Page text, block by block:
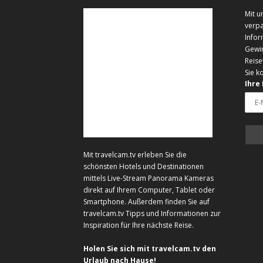
Mit travelcam.tv erleben Sie die
schönsten Hotels und Destinationen
mittels Live-Stream Panorama Kameras
direkt auf Ihrem Computer, Tablet oder
Smartphone. Außerdem finden Sie auf
travelcam.tv Tipps und Informationen zur
Inspiration für Ihre nächste Reise.
Holen Sie sich mit travelcam.tv den
Urlaub nach Hause!
Mit
Sie
Ihre